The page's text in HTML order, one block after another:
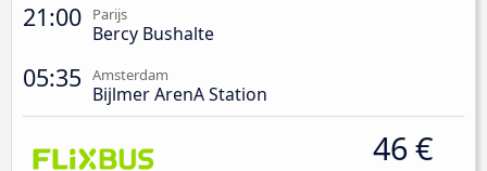
21:00 Parijs
Bercy Bushalte
05:35 Amsterdam
Bijlmer ArenA Station
46 €